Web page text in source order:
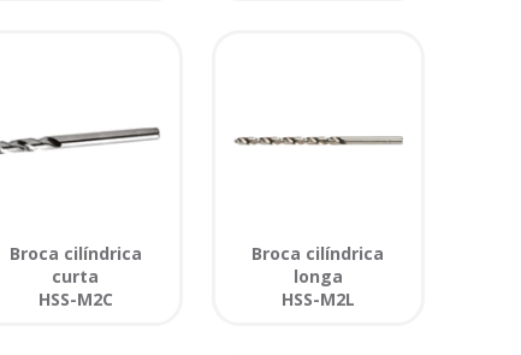
Broca cilíndrica
curta
HSS-M2C
Broca cilíndrica
longa
HSS-M2L